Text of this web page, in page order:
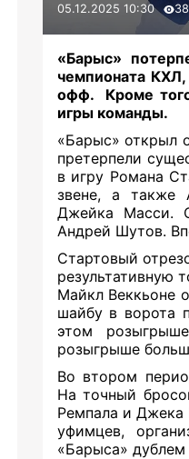
05.12.2025 10:30
«Барыс»
чемпионата
офф. Кроме
игры команды.
«Барыс» открыл
претерпели
в игру Романа
звене, а также
Джейка Масси.
Андрей Шутов.
Стартовый
результативную
Майкл Веккьоне
шайбу в ворота
этом
розыгрыше
Во втором
На точный
Ремпала и Джека
уфимцев,
«Барыса»